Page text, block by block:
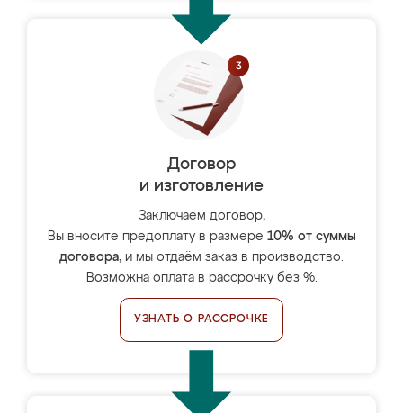
Договор
и изготовление
Заключаем договор,
Вы вносите предоплату в размере 10% от суммы
договора, и мы отдаём заказ в производство.
Возможна оплата в рассрочку без %.
УЗНАТЬ О РАССРОЧКЕ